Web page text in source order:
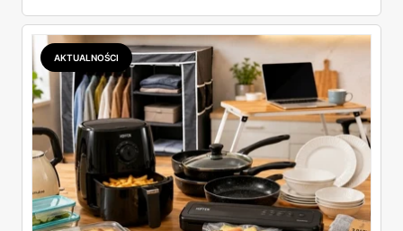
wszystkie oferty i policzyłam, kiedy taki zakup faktycznie
się opłaca.
AKTUALNOŚCI